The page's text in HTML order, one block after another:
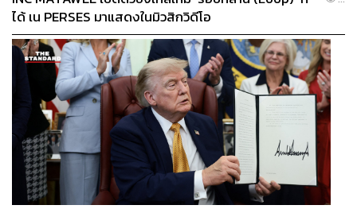
ได้ เน PERSES มาแสดงในมิวสิกวิดีโอ